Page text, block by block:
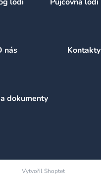
nás Kontakty
dokumenty
Vytvořil Shoptet